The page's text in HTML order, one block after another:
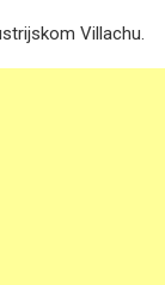
Villachu.